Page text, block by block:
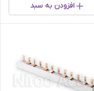
افزودن به سبد